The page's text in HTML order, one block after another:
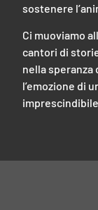
sostenere
Ci muoviamo
cantori di
nella
l’emozione di